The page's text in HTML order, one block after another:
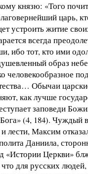
князю: «Того
царь,
устроить житие
всегда
ибо тот, кто ими
образ
человекообразное
Обычаи
как лучше
заповеди
(4, 184). Чуждый
лести, Максим
Даниила,
«Истории Церкви»
для русских людей,